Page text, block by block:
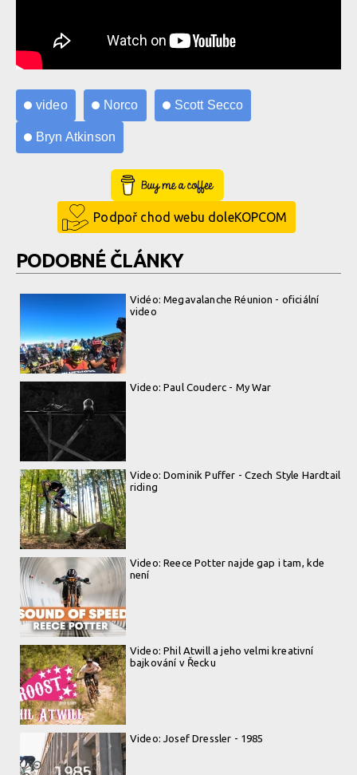
video Norco Scott Secco
Bryn Atkinson
Buy Me a Coffee
Podpoř chod webu doleKOPCOM
PODOBNÉ ČLÁNKY
Vidéo: Megavalanche Réunion - oficiální
video
Video: Paul Couderc - My War
Video: Dominik Puffer - Czech Style Hardtail
riding
Video: Reece Potter najde gap i tam, kde
není
Video: Phil Atwill a jeho velmi kreativní
bajkování v Řecku
Video: Josef Dressler - 1985